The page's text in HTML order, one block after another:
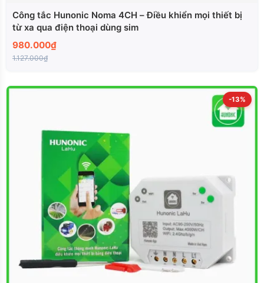
Công tắc Hunonic Noma 4CH – Điều khiển mọi thiết bị
từ xa qua điện thoại dùng sim
980.000₫
1.127.000₫
-13%